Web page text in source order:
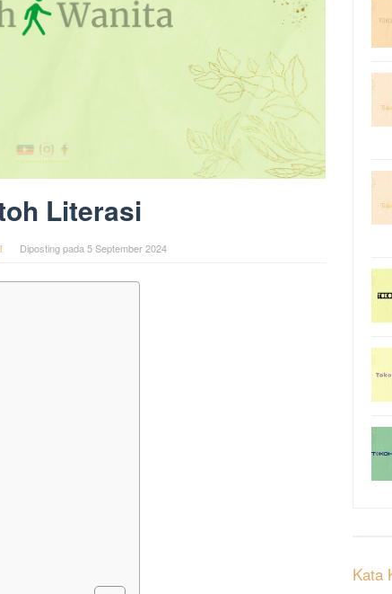
Literasi
Diposting pada 5 September 2024
Kata